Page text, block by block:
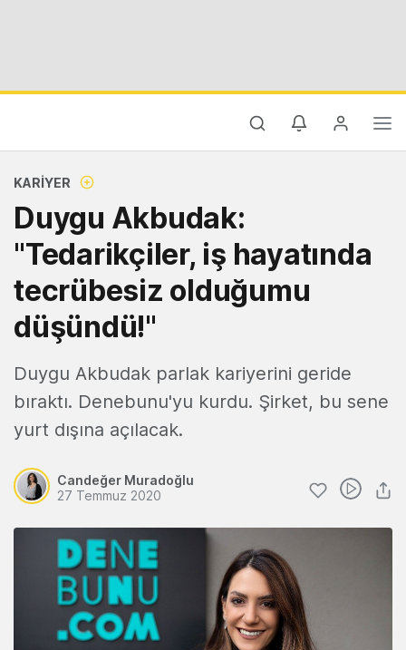
KARIYER
Duygu Akbudak:
"Tedarikçiler, iş hayatında
tecrübesiz olduğumu
düşündü!"
Duygu Akbudak parlak kariyerini geride
bıraktı. Denebunu'yu kurdu. Şirket, bu sene
yurt dışına açılacak.
Candeğer Muradoğlu
27 Temmuz 2020